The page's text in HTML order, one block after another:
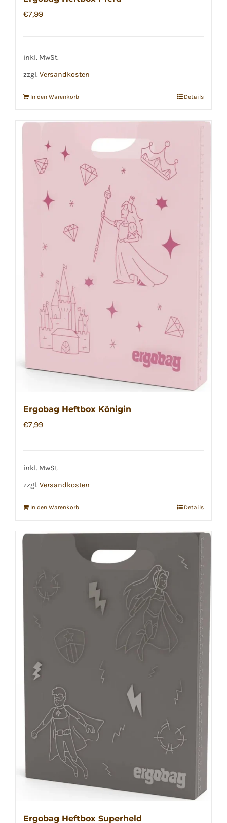
€7,99
inkl. MwSt.
zzgl. Versandkosten
In den Warenkorb Details
Ergobag Heftbox Königin
€7,99
inkl. MwSt.
zzgl. Versandkosten
In den Warenkorb Details
Ergobag Heftbox Superheld